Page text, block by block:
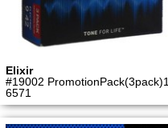
Elixir
#19002 PromotionPack(3pack)1
6571